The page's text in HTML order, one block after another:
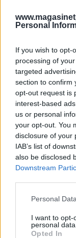
Personal
If you wish to opt-
processing of
targeted
section to confirm
opt-out request is
interest-based
us or personal
your opt-out. You
disclosure of your
IAB’s list of
also be disclosed
Downstream
Personal
I want to opt-
personal data.
Opted In
en anmälan
brott mot god
Dagbladet
finns någon
artikeln.
Vad som
ingår i det
ag...
Börja
Eller logga in